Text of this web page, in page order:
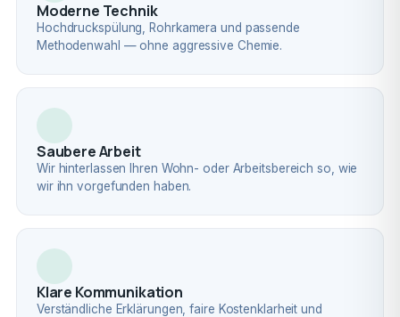
Moderne Technik
Hochdruckspülung, Rohrkamera und passende
Methodenwahl — ohne aggressive Chemie.
Saubere Arbeit
Wir hinterlassen Ihren Wohn- oder Arbeitsbereich so, wie
wir ihn vorgefunden haben.
Klare Kommunikation
Verständliche Erklärungen, faire Kostenklarheit und